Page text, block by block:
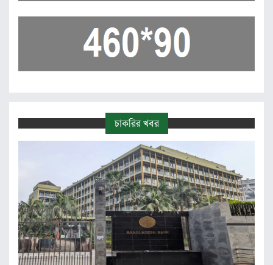
চাকরির খবর